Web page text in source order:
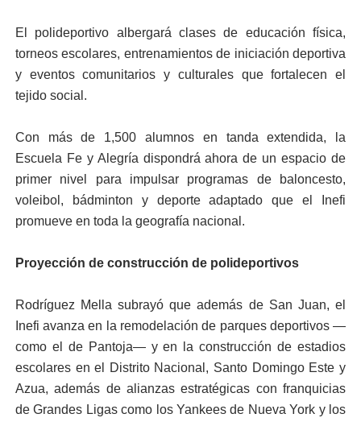
El polideportivo albergará clases de educación física,
torneos escolares, entrenamientos de iniciación deportiva
y eventos comunitarios y culturales que fortalecen el
tejido social.
Con más de 1,500 alumnos en tanda extendida, la
Escuela Fe y Alegría dispondrá ahora de un espacio de
primer nivel para impulsar programas de baloncesto,
voleibol, bádminton y deporte adaptado que el Inefi
promueve en toda la geografía nacional.
Proyección de construcción de polideportivos
Rodríguez Mella subrayó que además de San Juan, el
Inefi avanza en la remodelación de parques deportivos —
como el de Pantoja— y en la construcción de estadios
escolares en el Distrito Nacional, Santo Domingo Este y
Azua, además de alianzas estratégicas con franquicias
de Grandes Ligas como los Yankees de Nueva York y los